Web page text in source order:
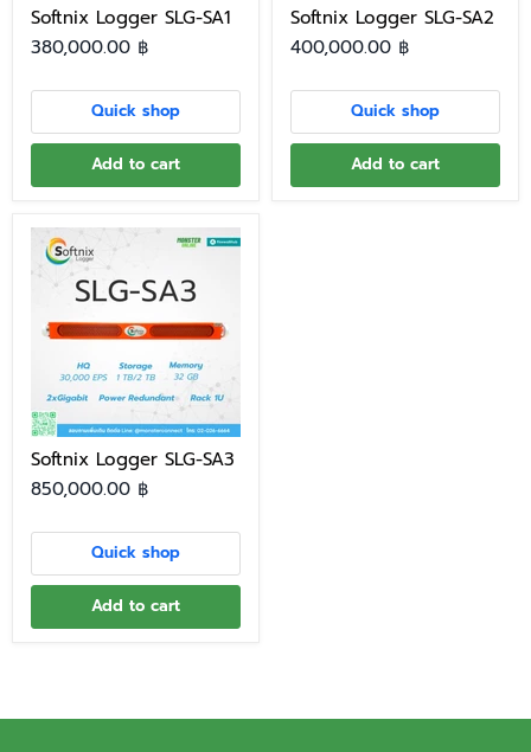
Softnix Logger SLG-SA1
380,000.00 ฿
Quick shop
Add to cart
Softnix Logger SLG-SA2
400,000.00 ฿
Quick shop
Add to cart
Softnix Logger SLG-SA3
850,000.00 ฿
Quick shop
Add to cart